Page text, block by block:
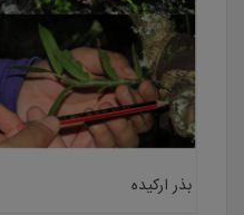
بذر ارکیده